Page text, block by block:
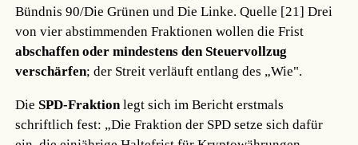
Bündnis 90/Die Grünen und Die Linke.Quelle [21] Drei
von vier abstimmenden Fraktionen wollen die Frist
abschaffen oder mindestens den Steuervollzug
verschärfen; der Streit verläuft entlang des „Wie".
DieSPD-Fraktion legt sich im Bericht erstmals
schriftlich fest: „Die Fraktion der SPD setze sich dafür